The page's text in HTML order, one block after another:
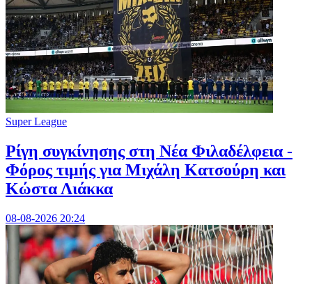
Super League
Ρίγη συγκίνησης στη Νέα Φιλαδέλφεια -
Φόρος τιμής για Μιχάλη Κατσούρη και
Κώστα Λιάκκα
08-08-2026 20:24